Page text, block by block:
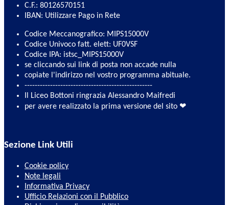
C.F.: 80126570151
IBAN: Utilizzare Pago in Rete
Codice Meccanografico: MIPS15000V
Codice Univoco fatt. elett: UF0VSF
Codice IPA: istsc_MIPS15000V
se cliccando sui link di posta non accade nulla
copiate l'indirizzo nel vostro programma abituale.
--------------------------------------------------
Il Liceo Bottoni ringrazia Alessandro Maifredi
per avere realizzato la prima versione del sito ❤
Sezione Link Utili
Cookie policy
Note legali
Informativa Privacy
Ufficio Relazioni con il Pubblico